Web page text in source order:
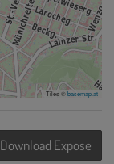
Tiles ©basemap.at
Download Expose